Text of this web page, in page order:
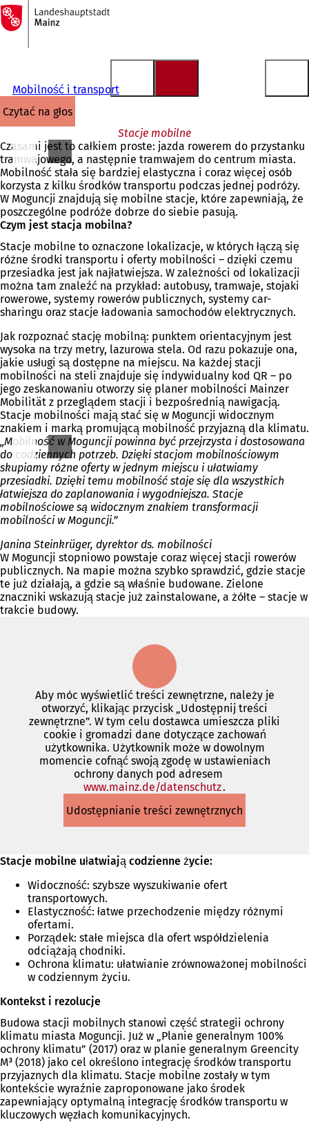
Przejdź do treści
Do
strony
głównej
Mobilność i transport
czytać na głos
Stacje mobilne
Czasami jest to całkiem proste: jazda rowerem do przystanku
tramwajowego, a następnie tramwajem do centrum miasta.
Mobilność stała się bardziej elastyczna i coraz więcej osób
korzysta z kilku środków transportu podczas jednej podróży.
W Moguncji znajdują się mobilne stacje, które zapewniają, że
poszczególne podróże dobrze do siebie pasują.
Czym jest stacja mobilna?
Stacje mobilne to oznaczone lokalizacje, w których łączą się
różne środki transportu i oferty mobilności – dzięki czemu
przesiadka jest jak najłatwiejsza. W zależności od lokalizacji
można tam znaleźć na przykład: autobusy, tramwaje, stojaki
rowerowe, systemy rowerów publicznych, systemy car-
sharingu oraz stacje ładowania samochodów elektrycznych.
Jak rozpoznać stację mobilną: punktem orientacyjnym jest
wysoka na trzy metry, lazurowa stela. Od razu pokazuje ona,
jakie usługi są dostępne na miejscu. Na każdej stacji
mobilności na steli znajduje się indywidualny kod QR – po
jego zeskanowaniu otworzy się planer mobilności Mainzer
Mobilität z przeglądem stacji i bezpośrednią nawigacją.
Stacje mobilności mają stać się w Moguncji widocznym
znakiem i marką promującą mobilność przyjazną dla klimatu.
„Mobilność w Moguncji powinna być przejrzysta i dostosowana
do codziennych potrzeb. Dzięki stacjom mobilnościowym
skupiamy różne oferty w jednym miejscu i ułatwiamy
przesiadki. Dzięki temu mobilność staje się dla wszystkich
łatwiejsza do zaplanowania i wygodniejsza. Stacje
mobilnościowe są widocznym znakiem transformacji
mobilności w Moguncji.”
Janina Steinkrüger, dyrektor ds. mobilności
W Moguncji stopniowo powstaje coraz więcej stacji rowerów
publicznych. Na mapie można szybko sprawdzić, gdzie stacje
te już działają, a gdzie są właśnie budowane. Zielone
znaczniki wskazują stacje już zainstalowane, a żółte – stacje w
trakcie budowy.
Aby móc wyświetlić treści zewnętrzne, należy je
otworzyć, klikając przycisk „Udostępnij treści
zewnętrzne”. W tym celu dostawca umieszcza pliki
cookie i gromadzi dane dotyczące zachowań
użytkownika. Użytkownik może w dowolnym
momencie cofnąć swoją zgodę w ustawieniach
ochrony danych pod adresem
www.mainz.de/datenschutz(Otwiera
w
nowej
.
Udostępnianie treści zewnętrznych
Stacje mobilne ułatwiają codzienne życie:
Widoczność: szybsze wyszukiwanie ofert
transportowych.
Elastyczność: łatwe przechodzenie między różnymi
ofertami.
Porządek: stałe miejsca dla ofert współdzielenia
odciążają chodniki.
Ochrona klimatu: ułatwianie zrównoważonej mobilności
w codziennym życiu.
Kontekst i rezolucje
Budowa stacji mobilnych stanowi część strategii ochrony
klimatu miasta Moguncji. Już w „Planie generalnym 100%
ochrony klimatu” (2017) oraz w planie generalnym Greencity
M³ (2018) jako cel określono integrację środków transportu
przyjaznych dla klimatu. Stacje mobilne zostały w tym
kontekście wyraźnie zaproponowane jako środek
zapewniający optymalną integrację środków transportu w
kluczowych węzłach komunikacyjnych.